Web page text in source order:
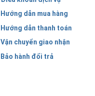
Hướng dẫn mua hàng
Hướng dẫn thanh toán
Vận chuyển giao nhận
Bảo hành đổi trả